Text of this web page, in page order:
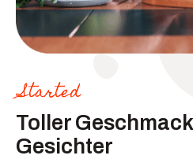
Started
Toller
Gesichter